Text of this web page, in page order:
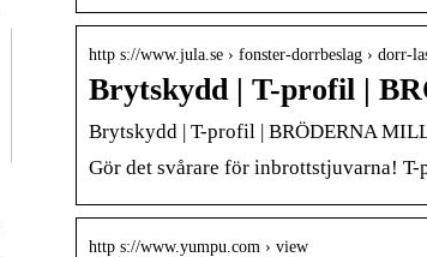
http s://www.jula.se › fonster-dorrbeslag › dorr-
Brytskydd | T-profil |
Brytskydd | T-profil | BRÖDERNA
Gör det svårare för inbrottstjuvarna!
http s://www.yumpu.com › view